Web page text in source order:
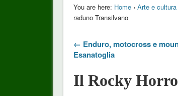
You are here: Home› Arte e cultura
raduno Transilvano
← Enduro, motocross e
Esanatoglia
Il Rocky